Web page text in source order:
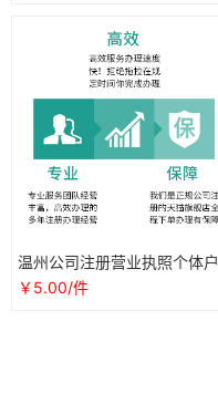
温州公司注册营业执照个体户
电商代办认证地址异常解除挂
￥5.00/件